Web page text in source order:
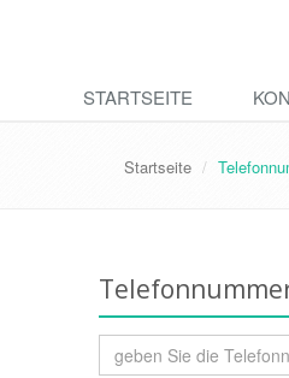
STARTSEITE
Startseite